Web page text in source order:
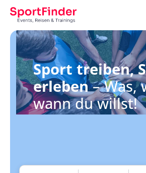
Sport treiben,
erleben– Was,
wann du willst!